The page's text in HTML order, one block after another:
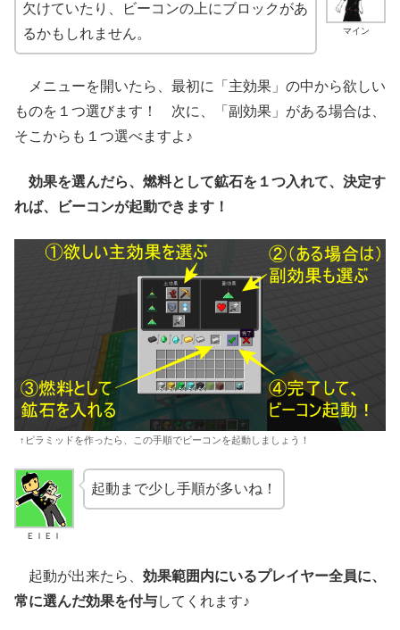
マイン
欠けていたり、ビーコンの上にブロックがあ
るかもしれません。
メニューを開いたら、最初に「主効果」の中から欲しい
ものを１つ選びます！ 次に、「副効果」がある場合は、
そこからも１つ選べますよ♪
効果を選んだら、燃料として鉱石を１つ入れて、決定す
れば、ビーコンが起動できます！
↑ピラミッドを作ったら、この手順でビーコンを起動しましょう！
ＥＩＥＩ
起動まで少し手順が多いね！
起動が出来たら、 効果範囲内にいるプレイヤー全員に、
常に選んだ効果を付与してくれます♪